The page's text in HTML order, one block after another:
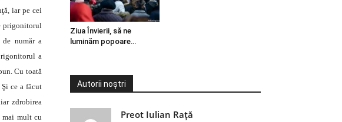
iar pe cei
prigonitorul
număr a
a
Cu toată
ce a făcut
zdrobirea
mai mult cu
Ziua Învierii, să ne
luminăm popoare…
Autorii noștri
Preot Iulian Raţă